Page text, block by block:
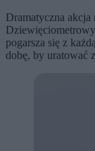
Dramatyczna
Dziewięciometrowy
pogarsza się z
dobę, by uratować